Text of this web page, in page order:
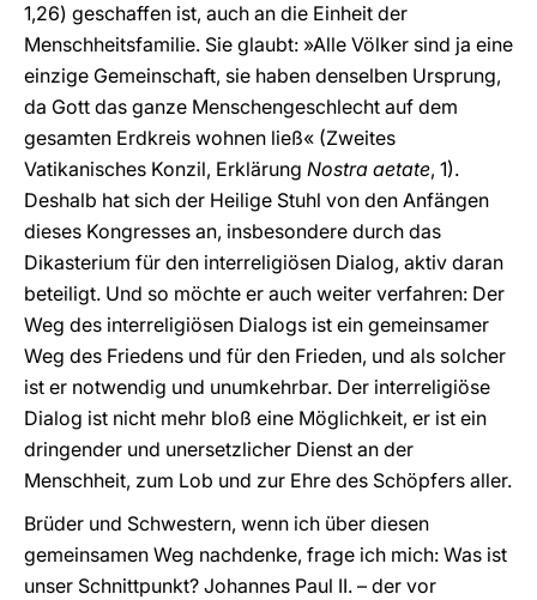
1,26) geschaffen ist, auch an die Einheit der
Menschheitsfamilie. Sie glaubt: »Alle Völker sind ja eine
einzige Gemeinschaft, sie haben denselben Ursprung,
da Gott das ganze Menschengeschlecht auf dem
gesamten Erdkreis wohnen ließ« (Zweites
Vatikanisches Konzil, Erklärung Nostra aetate, 1).
Deshalb hat sich der Heilige Stuhl von den Anfängen
dieses Kongresses an, insbesondere durch das
Dikasterium für den interreligiösen Dialog, aktiv daran
beteiligt. Und so möchte er auch weiter verfahren: Der
Weg des interreligiösen Dialogs ist ein gemeinsamer
Weg des Friedens und für den Frieden, und als solcher
ist er notwendig und unumkehrbar. Der interreligiöse
Dialog ist nicht mehr bloß eine Möglichkeit, er ist ein
dringender und unersetzlicher Dienst an der
Menschheit, zum Lob und zur Ehre des Schöpfers aller.
Brüder und Schwestern, wenn ich über diesen
gemeinsamen Weg nachdenke, frage ich mich: Was ist
unser Schnittpunkt? Johannes Paul II. – der vor